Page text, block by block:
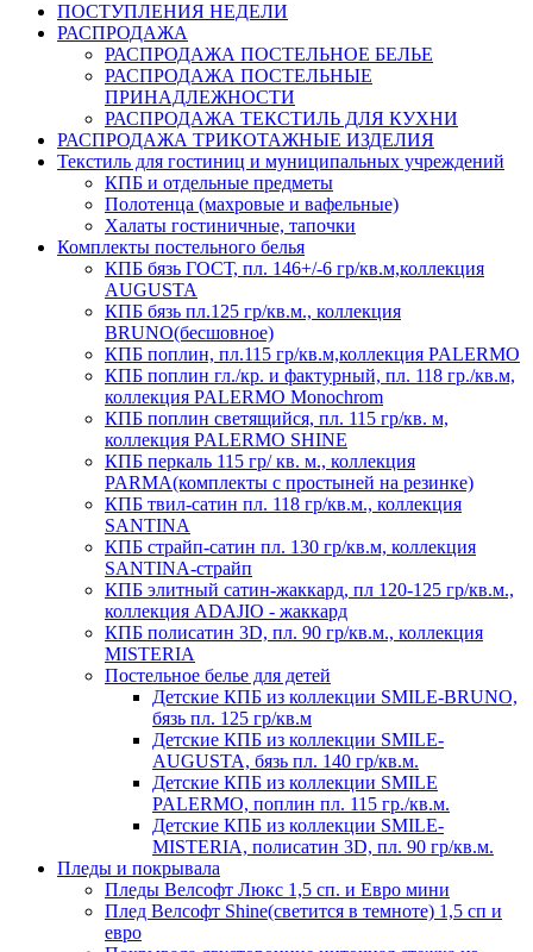
ПОСТУПЛЕНИЯ НЕДЕЛИ
РАСПРОДАЖА
РАСПРОДАЖА ПОСТЕЛЬНОЕ БЕЛЬЕ
РАСПРОДАЖА ПОСТЕЛЬНЫЕ
ПРИНАДЛЕЖНОСТИ
РАСПРОДАЖА ТЕКСТИЛЬ ДЛЯ КУХНИ
РАСПРОДАЖА ТРИКОТАЖНЫЕ ИЗДЕЛИЯ
Текстиль для гостиниц и муниципальных учреждений
КПБ и отдельные предметы
Полотенца (махровые и вафельные)
Халаты гостиничные, тапочки
Комплекты постельного белья
КПБ бязь ГОСТ, пл. 146+/-6 гр/кв.м,коллекция
AUGUSTA
КПБ бязь пл.125 гр/кв.м., коллекция
BRUNO(бесшовное)
КПБ поплин, пл.115 гр/кв.м,коллекция PALERMO
КПБ поплин гл./кр. и фактурный, пл. 118 гр./кв.м,
коллекция PALERMO Monochrom
КПБ поплин светящийся, пл. 115 гр/кв. м,
коллекция PALERMO SHINE
КПБ перкаль 115 гр/ кв. м., коллекция
PARMA(комплекты с простыней на резинке)
КПБ твил-сатин пл. 118 гр/кв.м., коллекция
SANTINA
КПБ страйп-сатин пл. 130 гр/кв.м, коллекция
SANTINA-страйп
КПБ элитный сатин-жаккард, пл 120-125 гр/кв.м.,
коллекция ADAJIO - жаккард
КПБ полисатин 3D, пл. 90 гр/кв.м., коллекция
MISTERIA
Постельное белье для детей
Детские КПБ из коллекции SMILE-BRUNO,
бязь пл. 125 гр/кв.м
Детские КПБ из коллекции SMILE-
AUGUSTA, бязь пл. 140 гр/кв.м.
Детские КПБ из коллекции SMILE
PALERMO, поплин пл. 115 гр./кв.м.
Детские КПБ из коллекции SMILE-
MISTERIA, полисатин 3D, пл. 90 гр/кв.м.
Пледы и покрывала
Пледы Велсофт Люкс 1,5 сп. и Евро мини
Плед Велсофт Shine(светится в темноте) 1,5 сп и
евро